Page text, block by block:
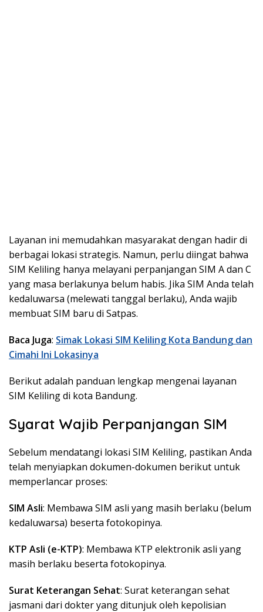
Layanan ini memudahkan masyarakat dengan hadir di
berbagai lokasi strategis. Namun, perlu diingat bahwa
SIM Keliling hanya melayani perpanjangan SIM A dan C
yang masa berlakunya belum habis. Jika SIM Anda telah
kedaluwarsa (melewati tanggal berlaku), Anda wajib
membuat SIM baru di Satpas.
Baca Juga: Simak Lokasi SIM Keliling Kota Bandung dan
Cimahi Ini Lokasinya
Berikut adalah panduan lengkap mengenai layanan
SIM Keliling di kota Bandung.
Syarat Wajib Perpanjangan SIM
Sebelum mendatangi lokasi SIM Keliling, pastikan Anda
telah menyiapkan dokumen-dokumen berikut untuk
memperlancar proses:
SIM Asli: Membawa SIM asli yang masih berlaku (belum
kedaluwarsa) beserta fotokopinya.
KTP Asli (e-KTP): Membawa KTP elektronik asli yang
masih berlaku beserta fotokopinya.
Surat Keterangan Sehat: Surat keterangan sehat
jasmani dari dokter yang ditunjuk oleh kepolisian